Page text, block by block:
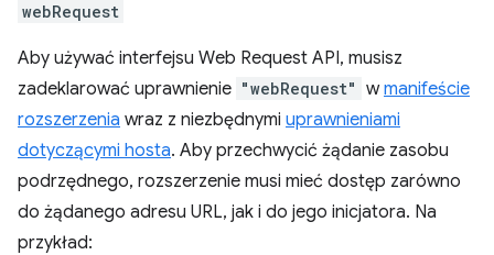
webRequest
Aby używać interfejsu Web Request API, musisz
zadeklarować uprawnienie "webRequest" wmanifeście
rozszerzenia wraz z niezbędnymi uprawnieniami
dotyczącymi hosta. Aby przechwycić żądanie zasobu
podrzędnego, rozszerzenie musi mieć dostęp zarówno
do żądanego adresu URL, jak i do jego inicjatora. Na
przykład: